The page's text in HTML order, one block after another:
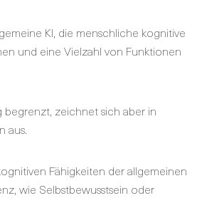
KI, die menschliche kognitive
und eine Vielzahl von Funktionen
begrenzt, zeichnet sich aber in
aus.
Fähigkeiten der allgemeinen
wie Selbstbewusstsein oder